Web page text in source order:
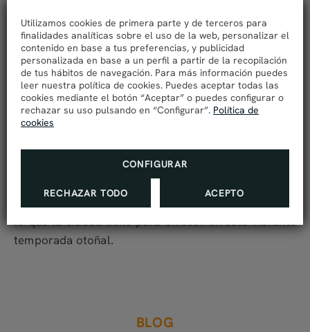
Utilizamos cookies de primera parte y de terceros para
finalidades analíticas sobre el uso de la web, personalizar el
contenido en base a tus preferencias, y publicidad
personalizada en base a un perfil a partir de la recopilación
de tus hábitos de navegación. Para más información puedes
leer nuestra política de cookies. Puedes aceptar todas las
cookies mediante el botón “Aceptar” o puedes configurar o
rechazar su uso pulsando en “Configurar”. Política de
cookies
CONFIGURAR
RECHAZAR TODO ACEPTO
que buscan una mezcla de
cultura, gastronomía y
entretenimiento. Desde festivales de cine y arte
contemporáneo hasta mercados y conciertos, la
ciudad ofrece una amplia variedad de eventos para
todos los gustos.La City Estación es el alojamiento
perfecto para quienes deseen estar cerca de la
acción, ofreciendo una ubicación céntrica y acceso
cómodo a todos los eventos principales de la
temporada. No pierdas la oportunidad de vivir una
lo que la ciudad tiene para ofrecer en esta vibrante
temporada otoñal.
BLOG